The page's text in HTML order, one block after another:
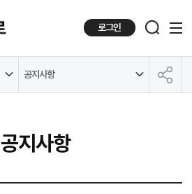
로그인
공지사항
공지사항